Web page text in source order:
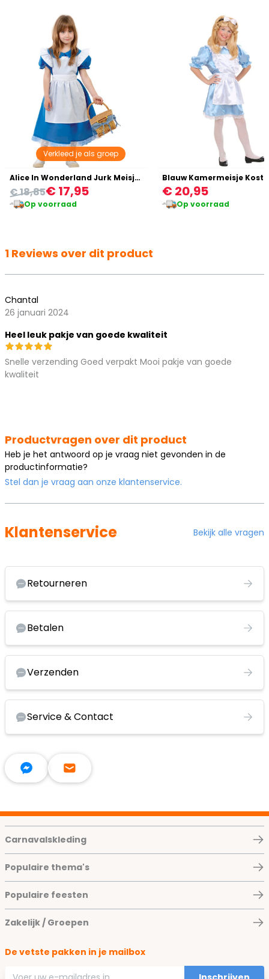
Verkleed je als groep
Alice In Wonderland Jurk Meisjes
€ 17,95
€ 18,85
Op voorraad
€ 20,95
Op voorraad
1 Reviews over dit product
Chantal
26 januari 2024
Heel leuk pakje van goede kwaliteit
Snelle verzending Goed verpakt Mooi pakje van goede
kwaliteit
Productvragen over dit product
Heb je het antwoord op je vraag niet gevonden in de
productinformatie?
Stel dan je vraag aan onze klantenservice.
Klantenservice Bekijk alle vragen
Retourneren
Betalen
Verzenden
Service & Contact
Carnavalskleding
Populaire thema's
Populaire feesten
Zakelijk / Groepen
De vetste pakken in je mailbox
E-mailadres